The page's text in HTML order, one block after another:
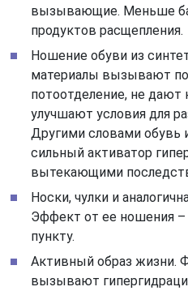
вызывающие. Меньше
продуктов расщепления.
Ношение обуви из
материалы вызывают
потоотделение, не
улучшают условия для
Другими словами обувь
сильный активатор
вытекающими
Носки, чулки и
Эффект от ее ношения
пункту.
Активный образ жизни.
вызывают